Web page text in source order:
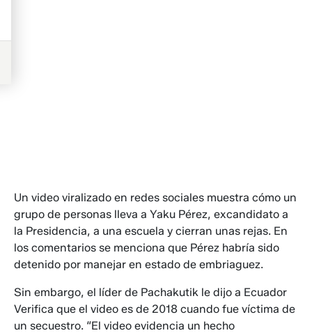
Un video viralizado en redes sociales muestra cómo un
grupo de personas lleva a Yaku Pérez, excandidato a
la Presidencia, a una escuela y cierran unas rejas. En
los comentarios se menciona que Pérez habría sido
detenido por manejar en estado de embriaguez.
Sin embargo, el líder de Pachakutik le dijo a Ecuador
Verifica que el video es de 2018 cuando fue víctima de
un secuestro. “El video evidencia un hecho